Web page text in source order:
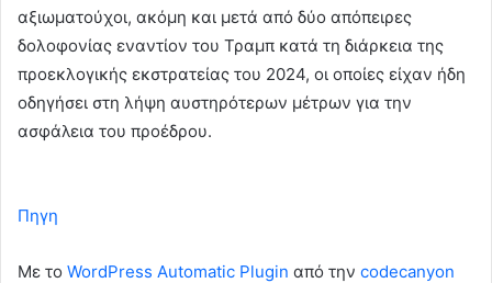
αξιωματούχοι, ακόμη και μετά από δύο απόπειρες
δολοφονίας εναντίον του Τραμπ κατά τη διάρκεια της
προεκλογικής εκστρατείας του 2024, οι οποίες είχαν ήδη
οδηγήσει στη λήψη αυστηρότερων μέτρων για την
ασφάλεια του προέδρου.
Πηγη
Με το WordPress Automatic Plugin από την codecanyon